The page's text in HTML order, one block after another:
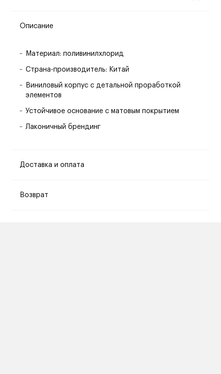
Описание
Материал: поливинилхлорид
Страна-производитель: Китай
Виниловый корпус с детальной проработкой
элементов
Устойчивое основание с матовым покрытием
Лаконичный брендинг
Доставка и оплата
Возврат